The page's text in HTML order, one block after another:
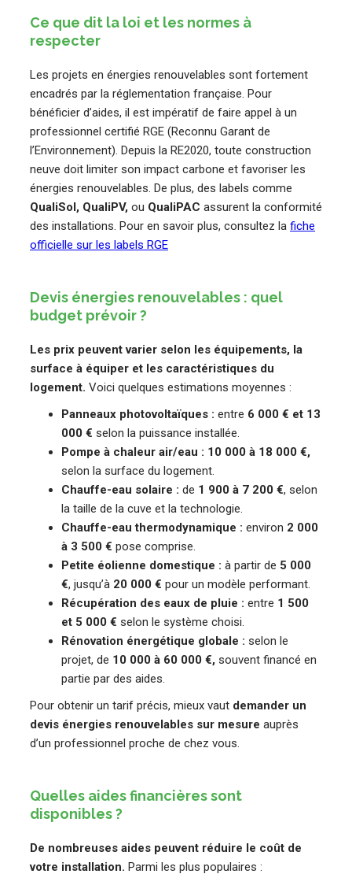
Ce que dit la loi et les normes à
respecter
Les projets en énergies renouvelables sont fortement
encadrés par la réglementation française. Pour
bénéficier d’aides, il est impératif de faire appel à un
professionnel certifié RGE (Reconnu Garant de
l’Environnement). Depuis la RE2020, toute construction
neuve doit limiter son impact carbone et favoriser les
énergies renouvelables. De plus, des labels comme
QualiSol, QualiPV, ou QualiPAC assurent la conformité
des installations. Pour en savoir plus, consultez la fiche
officielle sur les labels RGE
Devis énergies renouvelables : quel
budget prévoir ?
Les prix peuvent varier selon les équipements, la
surface à équiper et les caractéristiques du
logement. Voici quelques estimations moyennes :
Panneaux photovoltaïques : entre 6 000 € et 13
000 € selon la puissance installée.
Pompe à chaleur air/eau : 10 000 à 18 000 €,
selon la surface du logement.
Chauffe-eau solaire : de 1 900 à 7 200 €, selon
la taille de la cuve et la technologie.
Chauffe-eau thermodynamique : environ 2 000
à 3 500 € pose comprise.
Petite éolienne domestique : à partir de 5 000
€, jusqu’à 20 000 € pour un modèle performant.
Récupération des eaux de pluie : entre 1 500
et 5 000 € selon le système choisi.
Rénovation énergétique globale : selon le
projet, de 10 000 à 60 000 €, souvent financé en
partie par des aides.
Pour obtenir un tarif précis, mieux vaut demander un
devis énergies renouvelables sur mesure auprès
d’un professionnel proche de chez vous.
Quelles aides financières sont
disponibles ?
De nombreuses aides peuvent réduire le coût de
votre installation. Parmi les plus populaires :